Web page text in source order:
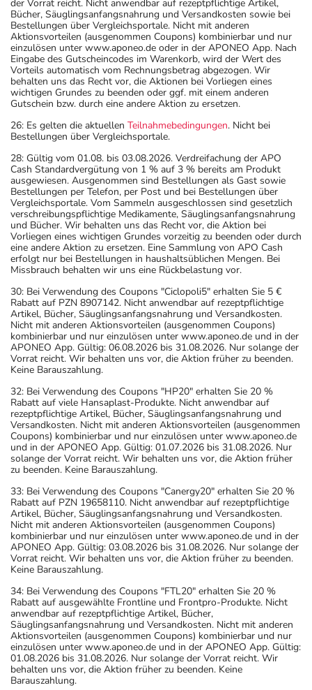
der Vorrat reicht. Nicht anwendbar auf rezeptpflichtige Artikel,
Bücher, Säuglingsanfangsnahrung und Versandkosten sowie bei
Bestellungen über Vergleichsportale. Nicht mit anderen
Aktionsvorteilen (ausgenommen Coupons) kombinierbar und nur
einzulösen unter www.aponeo.de oder in der APONEO App. Nach
Eingabe des Gutscheincodes im Warenkorb, wird der Wert des
Vorteils automatisch vom Rechnungsbetrag abgezogen. Wir
behalten uns das Recht vor, die Aktionen bei Vorliegen eines
wichtigen Grundes zu beenden oder ggf. mit einem anderen
Gutschein bzw. durch eine andere Aktion zu ersetzen.
26: Es gelten die aktuellen Teilnahmebedingungen. Nicht bei
Bestellungen über Vergleichsportale.
28: Gültig vom 01.08. bis 03.08.2026. Verdreifachung der APO
Cash Standardvergütung von 1 % auf 3 % bereits am Produkt
ausgewiesen. Ausgenommen sind Bestellungen als Gast sowie
Bestellungen per Telefon, per Post und bei Bestellungen über
Vergleichsportale. Vom Sammeln ausgeschlossen sind gesetzlich
verschreibungspflichtige Medikamente, Säuglingsanfangsnahrung
und Bücher. Wir behalten uns das Recht vor, die Aktion bei
Vorliegen eines wichtigen Grundes vorzeitig zu beenden oder durch
eine andere Aktion zu ersetzen. Eine Sammlung von APO Cash
erfolgt nur bei Bestellungen in haushaltsüblichen Mengen. Bei
Missbrauch behalten wir uns eine Rückbelastung vor.
30: Bei Verwendung des Coupons "Ciclopoli5" erhalten Sie 5 €
Rabatt auf PZN 8907142. Nicht anwendbar auf rezeptpflichtige
Artikel, Bücher, Säuglingsanfangsnahrung und Versandkosten.
Nicht mit anderen Aktionsvorteilen (ausgenommen Coupons)
kombinierbar und nur einzulösen unter www.aponeo.de und in der
APONEO App. Gültig: 06.08.2026 bis 31.08.2026. Nur solange der
Vorrat reicht. Wir behalten uns vor, die Aktion früher zu beenden.
Keine Barauszahlung.
32: Bei Verwendung des Coupons "HP20" erhalten Sie 20 %
Rabatt auf viele Hansaplast-Produkte. Nicht anwendbar auf
rezeptpflichtige Artikel, Bücher, Säuglingsanfangsnahrung und
Versandkosten. Nicht mit anderen Aktionsvorteilen (ausgenommen
Coupons) kombinierbar und nur einzulösen unter www.aponeo.de
und in der APONEO App. Gültig: 01.07.2026 bis 31.08.2026. Nur
solange der Vorrat reicht. Wir behalten uns vor, die Aktion früher
zu beenden. Keine Barauszahlung.
33: Bei Verwendung des Coupons "Canergy20" erhalten Sie 20 %
Rabatt auf PZN 19658110. Nicht anwendbar auf rezeptpflichtige
Artikel, Bücher, Säuglingsanfangsnahrung und Versandkosten.
Nicht mit anderen Aktionsvorteilen (ausgenommen Coupons)
kombinierbar und nur einzulösen unter www.aponeo.de und in der
APONEO App. Gültig: 03.08.2026 bis 31.08.2026. Nur solange der
Vorrat reicht. Wir behalten uns vor, die Aktion früher zu beenden.
Keine Barauszahlung.
34: Bei Verwendung des Coupons "FTL20" erhalten Sie 20 %
Rabatt auf ausgewählte Frontline und Frontpro-Produkte. Nicht
anwendbar auf rezeptpflichtige Artikel, Bücher,
Säuglingsanfangsnahrung und Versandkosten. Nicht mit anderen
Aktionsvorteilen (ausgenommen Coupons) kombinierbar und nur
einzulösen unter www.aponeo.de und in der APONEO App. Gültig:
01.08.2026 bis 31.08.2026. Nur solange der Vorrat reicht. Wir
behalten uns vor, die Aktion früher zu beenden. Keine
Barauszahlung.